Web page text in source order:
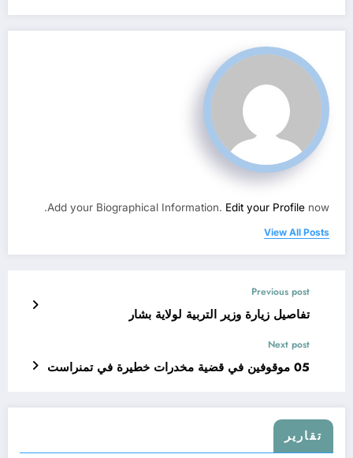
Add your Biographical Information. Edit your Profile now.
View All Posts
Previous post
تفاصيل زيارة وزير التربية لولاية بشار
Next post
05 موقوفين في قضية مخدرات خطيرة في تمنراست
تقارير